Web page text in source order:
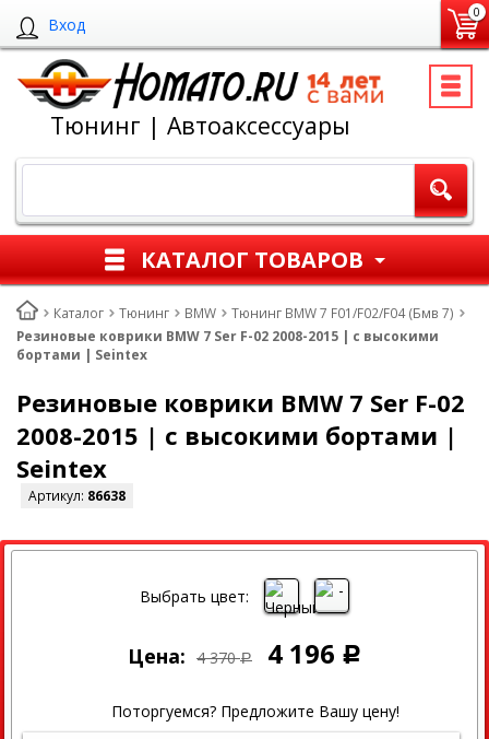
Вход
0
Тюнинг | Автоаксессуары
КАТАЛОГ ТОВАРОВ
Каталог Тюнинг BMW
Тюнинг BMW 7 F01/F02/F04 (Бмв 7)
Резиновые коврики BMW 7 Ser F-02 2008-2015 | с высокими
бортами | Seintex
Резиновые коврики BMW 7 Ser F-02
2008-2015 | с высокими бортами |
Seintex
Артикул: 86638
СКИДКА
Выбрать цвет:
Цена: 4 370 Р 4 196 Р
Поторгуемся? Предложите Вашу цену!